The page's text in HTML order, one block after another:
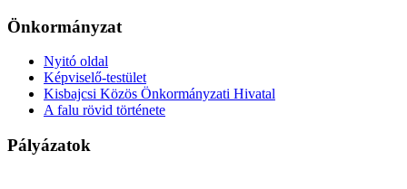
Önkormányzat
Nyitó oldal
Képviselő-testület
Kisbajcsi Közös Önkormányzati Hivatal
A falu rövid története
Pályázatok